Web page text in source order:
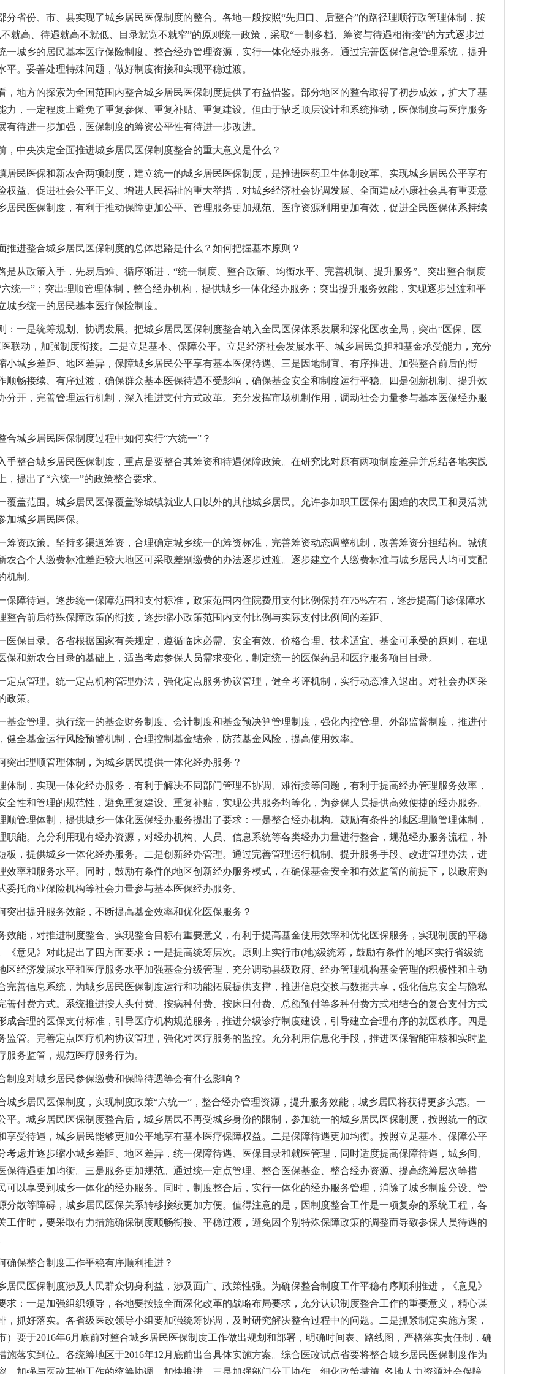
份、市、县实现了城乡居民医保制度的整合。各地一般按照“先归口、后整合”的路径理顺行政管理体制，按
就高、待遇就高不就低、目录就宽不就窄”的原则统一政策，采取“一制多档、筹资与待遇相衔接”的方式逐步过
一城乡的居民基本医疗保险制度。整合经办管理资源，实行一体化经办服务。通过完善医保信息管理系统，提升
平。妥善处理特殊问题，做好制度衔接和实现平稳过渡。
方的探索为全国范围内整合城乡居民医保制度提供了有益借鉴。部分地区的整合取得了初步成效，扩大了基
力，一定程度上避免了重复参保、重复补贴、重复建设。但由于缺乏顶层设计和系统推动，医保制度与医疗服务
有待进一步加强，医保制度的筹资公平性有待进一步改进。
央决定全面推进城乡居民医保制度整合的重大意义是什么？
医保和新农合两项制度，建立统一的城乡居民医保制度，是推进医药卫生体制改革、实现城乡居民公平享有
权益、促进社会公平正义、增进人民福祉的重大举措，对城乡经济社会协调发展、全面建成小康社会具有重要意
居民医保制度，有利于推动保障更加公平、管理服务更加规范、医疗资源利用更加有效，促进全民医保体系持续
整合城乡居民医保制度的总体思路是什么？如何把握基本原则？
政策入手，先易后难、循序渐进，“统一制度、整合政策、均衡水平、完善机制、提升服务”。突出整合制度
统一”；突出理顺管理体制，整合经办机构，提供城乡一体化经办服务；突出提升服务效能，实现逐步过渡和平
城乡统一的居民基本医疗保险制度。
是统筹规划、协调发展。把城乡居民医保制度整合纳入全民医保体系发展和深化医改全局，突出“医保、医
联动，加强制度衔接。二是立足基本、保障公平。立足经济社会发展水平、城乡居民负担和基金承受能力，充分
小城乡差距、地区差异，保障城乡居民公平享有基本医保待遇。三是因地制宜、有序推进。加强整合前后的衔
顺畅接续、有序过渡，确保群众基本医保待遇不受影响，确保基金安全和制度运行平稳。四是创新机制、提升效
分开，完善管理运行机制，深入推进支付方式改革。充分发挥市场机制作用，调动社会力量参与基本医保经办服
乡居民医保制度过程中如何实行“六统一”？
合城乡居民医保制度，重点是要整合其筹资和待遇保障政策。在研究比对原有两项制度差异并总结各地实践
，提出了“六统一”的政策整合要求。
范围。城乡居民医保覆盖除城镇就业人口以外的其他城乡居民。允许参加职工医保有困难的农民工和灵活就
加城乡居民医保。
政策。坚持多渠道筹资，合理确定城乡统一的筹资标准，完善筹资动态调整机制，改善筹资分担结构。城镇
农合个人缴费标准差距较大地区可采取差别缴费的办法逐步过渡。逐步建立个人缴费标准与城乡居民人均可支配
机制。
待遇。逐步统一保障范围和支付标准，政策范围内住院费用支付比例保持在75%左右，逐步提高门诊保障水
整合前后特殊保障政策的衔接，逐步缩小政策范围内支付比例与实际支付比例间的差距。
目录。各省根据国家有关规定，遵循临床必需、安全有效、价格合理、技术适宜、基金可承受的原则，在现
保和新农合目录的基础上，适当考虑参保人员需求变化，制定统一的医保药品和医疗服务项目目录。
管理。统一定点机构管理办法，强化定点服务协议管理，健全考评机制，实行动态准入退出。对社会办医采
政策。
管理。执行统一的基金财务制度、会计制度和基金预决算管理制度，强化内控管理、外部监督制度，推进付
健全基金运行风险预警机制，合理控制基金结余，防范基金风险，提高使用效率。
理顺管理体制，为城乡居民提供一体化经办服务？
，实现一体化经办服务，有利于解决不同部门管理不协调、难衔接等问题，有利于提高经办管理服务效率，
全性和管理的规范性，避免重复建设、重复补贴，实现公共服务均等化，为参保人员提供高效便捷的经办服务。
顺管理体制，提供城乡一体化医保经办服务提出了要求：一是整合经办机构。鼓励有条件的地区理顺管理体制，
职能。充分利用现有经办资源，对经办机构、人员、信息系统等各类经办力量进行整合，规范经办服务流程，补
板，提供城乡一体化经办服务。二是创新经办管理。通过完善管理运行机制、提升服务手段、改进管理办法，进
效率和服务水平。同时，鼓励有条件的地区创新经办服务模式，在确保基金安全和有效监管的前提下，以政府购
委托商业保险机构等社会力量参与基本医保经办服务。
提升服务效能，不断提高基金效率和优化医保服务？
，对推进制度整合、实现整合目标有重要意义，有利于提高基金使用效率和优化医保服务，实现制度的平稳
《意见》对此提出了四方面要求：一是提高统筹层次。原则上实行市(地)级统筹，鼓励有条件的地区实行省级统
区经济发展水平和医疗服务水平加强基金分级管理，充分调动县级政府、经办管理机构基金管理的积极性和主动
完善信息系统，为城乡居民医保制度运行和功能拓展提供支撑，推进信息交换与数据共享，强化信息安全与隐私
善付费方式。系统推进按人头付费、按病种付费、按床日付费、总额预付等多种付费方式相结合的复合支付方式
成合理的医保支付标准，引导医疗机构规范服务，推进分级诊疗制度建设，引导建立合理有序的就医秩序。四是
监管。完善定点医疗机构协议管理，强化对医疗服务的监控。充分利用信息化手段，推进医保智能审核和实时监
服务监管，规范医疗服务行为。
对城乡居民参保缴费和保障待遇等会有什么影响？
居民医保制度，实现制度政策“六统一”，整合经办管理资源，提升服务效能，城乡居民将获得更多实惠。一
平。城乡居民医保制度整合后，城乡居民不再受城乡身份的限制，参加统一的城乡居民医保制度，按照统一的政
享受待遇，城乡居民能够更加公平地享有基本医疗保障权益。二是保障待遇更加均衡。按照立足基本、保障公平
考虑并逐步缩小城乡差距、地区差异，统一保障待遇、医保目录和就医管理，同时适度提高保障待遇，城乡间、
保待遇更加均衡。三是服务更加规范。通过统一定点管理、整合医保基金、整合经办资源、提高统筹层次等措
可以享受到城乡一体化的经办服务。同时，制度整合后，实行一体化的经办服务管理，消除了城乡制度分设、管
分散等障碍，城乡居民医保关系转移接续更加方便。值得注意的是，因制度整合工作是一项复杂的系统工程，各
工作时，要采取有力措施确保制度顺畅衔接、平稳过渡，避免因个别特殊保障政策的调整而导致参保人员待遇的
整合制度工作平稳有序顺利推进？
医保制度涉及人民群众切身利益，涉及面广、政策性强。为确保整合制度工作平稳有序顺利推进，《意见》
求：一是加强组织领导，各地要按照全面深化改革的战略布局要求，充分认识制度整合工作的重要意义，精心谋
，抓好落实。各省级医改领导小组要加强统筹协调，及时研究解决整合过程中的问题。二是抓紧制定实施方案，
）要于2016年6月底前对整合城乡居民医保制度工作做出规划和部署，明确时间表、路线图，严格落实责任制，确
施落实到位。各统筹地区于2016年12月底前出台具体实施方案。综合医改试点省要将整合城乡居民医保制度作为
，加强与医改其他工作的统筹协调，加快推进。三是加强部门分工协作，细化政策措施, 各地人力资源社会保障、